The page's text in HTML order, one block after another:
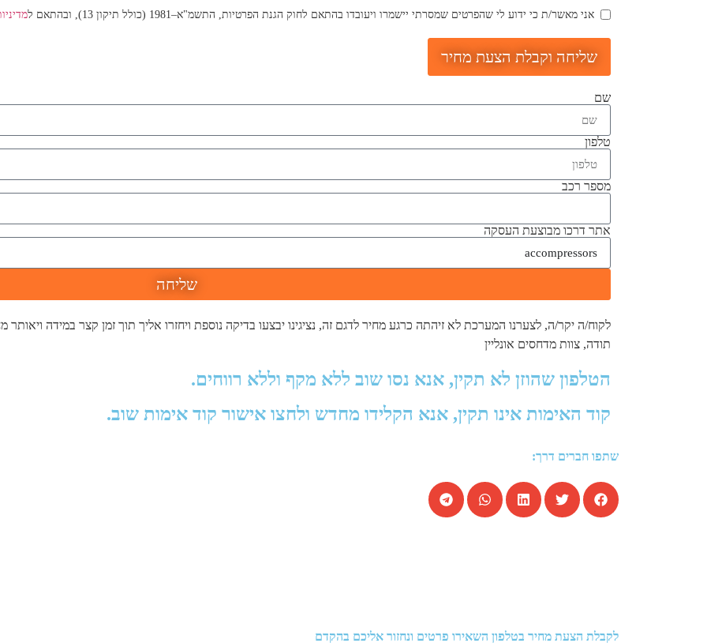
אני מאשר/ת כי ידוע לי שהפרטים שמסרתי יישמרו ויעובדו בהתאם לחוק הגנת הפרטיות, התשמ"א–1981 (כולל תיקון 13), ובהתאם ל
שליחה וקבלת הצעת מחיר
שם
טלפון
מספר רכב
אתר דרכו מבוצעת העסקה
שליחה
לקוח/ה יקר/ה, לצערנו המערכת לא זיהתה כרגע מחיר לדגם זה, נציגינו יבצעו בדיקה נוספת ויחזרו אליך תוך זמן קצר במידה ויאותר
תודה, צוות מדחסים אונליין
הטלפון שהוזן לא תקין, אנא נסו שוב ללא מקף וללא רווחים.
קוד האימות אינו תקין, אנא הקלידו מחדש ולחצו אישור קוד אימות שוב.
שתפו חברים דרך:
לקבלת הצעת מחיר בטלפון השאירו פרטים ונחזור אליכם בהקדם